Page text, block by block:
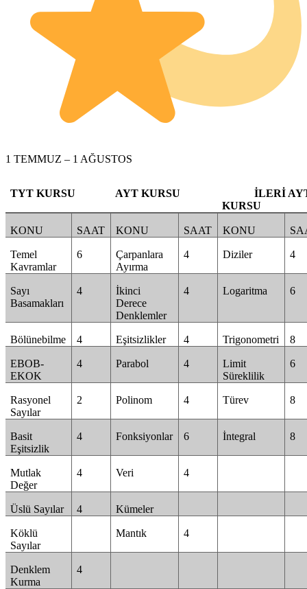
1 TEMMUZ – 1 AĞUSTOS
TYT KURSU AYT KURSU
İLERİ
KURSU
KONU SAAT KONU SAAT KONU
Temel
Kavramlar
6
Çarpanlara
Ayırma
4 Diziler 4
Sayı
Basamakları
4
İkinci
Derece
Denklemler
4 Logaritma 6
Bölünebilme 4 Eşitsizlikler 4 Trigonometri 8
EBOB-
EKOK
4 Parabol 4
Limit
Süreklilik
6
Rasyonel
Sayılar
2 Polinom 4 Türev 8
Basit
Eşitsizlik
4 Fonksiyonlar 6 İntegral 8
Mutlak
Değer
4 Veri 4
Üslü Sayılar 4 Kümeler
Köklü
Sayılar
Mantık 4
Denklem
Kurma
4